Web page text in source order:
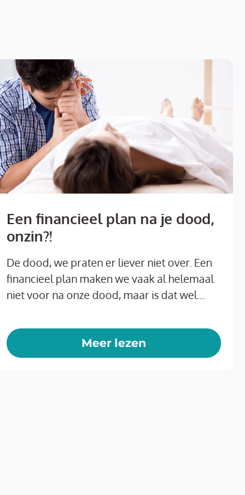
Een financieel plan na je dood,
onzin?!
De dood, we praten er liever niet over. Een
financieel plan maken we vaak al helemaal
niet voor na onze dood, maar is dat wel…
Meer lezen